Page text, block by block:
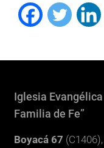
Iglesia
Familia de Fe”
Boyacá 67